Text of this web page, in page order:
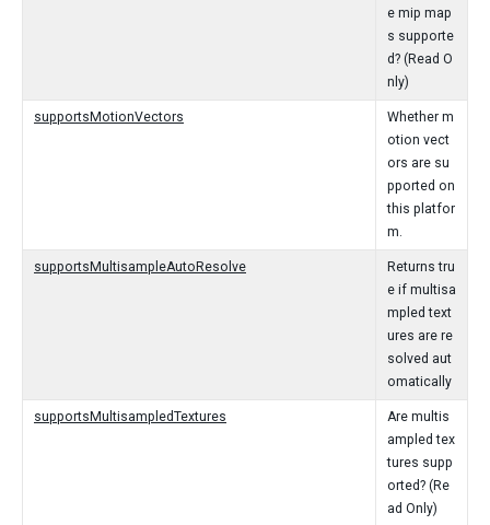
e mip map
s supporte
d? (Read O
nly)
supportsMotionVectors
Whether m
otion vect
ors are su
pported on
this platfor
m.
supportsMultisampleAutoResolve
Returns tru
e if multisa
mpled text
ures are re
solved aut
omatically
supportsMultisampledTextures
Are multis
ampled tex
tures supp
orted? (Re
ad Only)